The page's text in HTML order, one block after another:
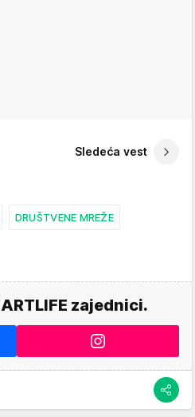
Sledeća vest
DRUŠTVENE MREŽE
zajednici.